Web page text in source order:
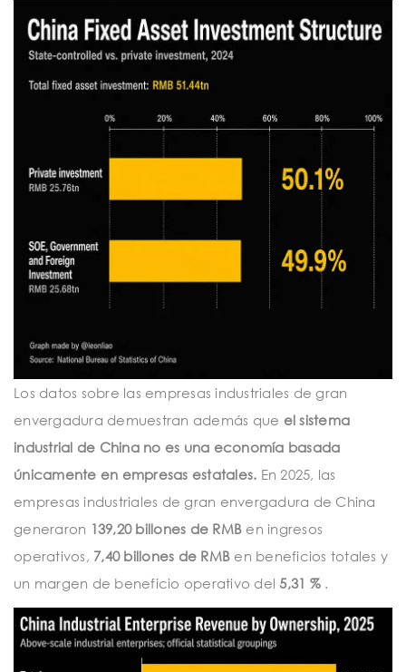
Los datos sobre las empresas industriales de gran
envergadura demuestran además que el sistema
industrial de China no es una economía basada
únicamente en empresas estatales. En 2025, las
empresas industriales de gran envergadura de China
generaron 139,20 billones de RMB en ingresos
operativos, 7,40 billones de RMB en beneficios totales y
un margen de beneficio operativo del5,31 % .